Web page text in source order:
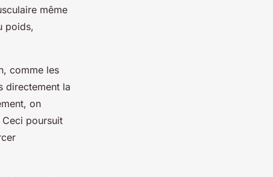
même
poids,
comme les
directement la
on
Ceci poursuit